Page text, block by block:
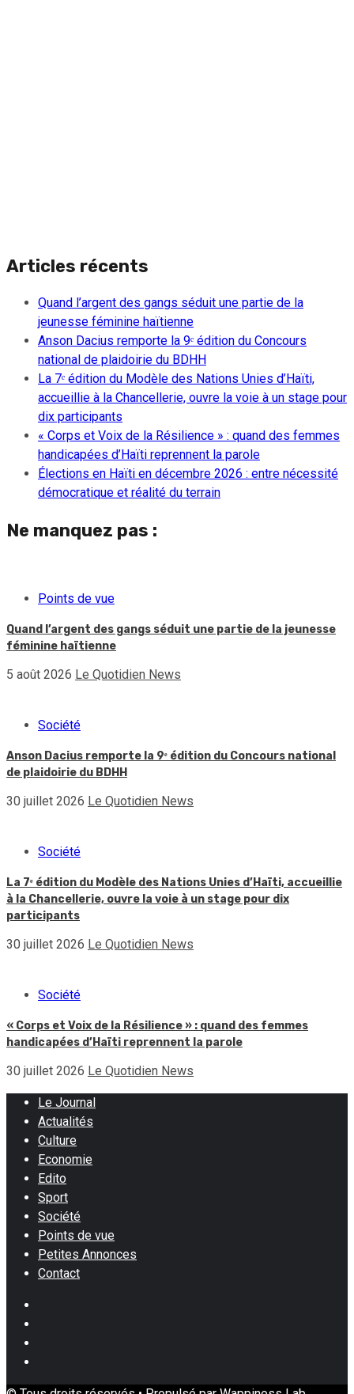
Articles récents
Quand l’argent des gangs séduit une partie de la
jeunesse féminine haïtienne
Anson Dacius remporte la 9ᵉ édition du Concours
national de plaidoirie du BDHH
La 7ᵉ édition du Modèle des Nations Unies d’Haïti,
accueillie à la Chancellerie, ouvre la voie à un stage pour
dix participants
« Corps et Voix de la Résilience » : quand des femmes
handicapées d’Haïti reprennent la parole
Élections en Haïti en décembre 2026 : entre nécessité
démocratique et réalité du terrain
Ne manquez pas :
Points de vue
Quand l’argent des gangs séduit une partie de la jeunesse
féminine haïtienne
5 août 2026 Le Quotidien News
Société
Anson Dacius remporte la 9ᵉ édition du Concours national
de plaidoirie du BDHH
30 juillet 2026 Le Quotidien News
Société
La 7ᵉ édition du Modèle des Nations Unies d’Haïti, accueillie
à la Chancellerie, ouvre la voie à un stage pour dix
participants
30 juillet 2026 Le Quotidien News
Société
« Corps et Voix de la Résilience » : quand des femmes
handicapées d’Haïti reprennent la parole
30 juillet 2026 Le Quotidien News
Le Journal
Actualités
Culture
Economie
Edito
Sport
Société
Points de vue
Petites Annonces
Contact